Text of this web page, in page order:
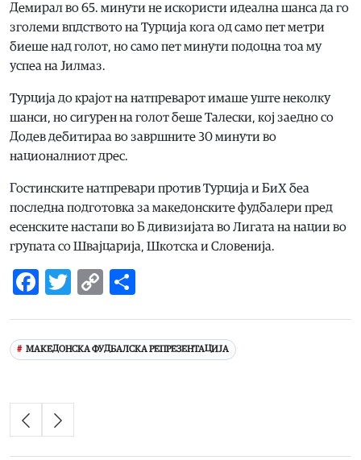
Демирал во 65. минути не искористи идеална шанса да го
зголеми впдството на Турција кога од само пет метри
биеше над голот, но само пет минути подоцна тоа му
успеа на Јилмаз.
Турција до крајот на натпреварот имаше уште неколку
шанси, но сигурен на голот беше Талески, кој заедно со
Додев дебитираа во завршните 30 минути во
националниот дрес.
Гостинските натпревари против Турција и БиХ беа
последна подготовка за македонските фудбалери пред
есенските настапи во Б дивизијата во Лигата на нации во
групата со Швајцарија, Шкотска и Словенија.
Facebook
Twitter
Copy
МАКЕДОНСКА ФУДБАЛСКА РЕПРЕЗЕНТАЦИЈА